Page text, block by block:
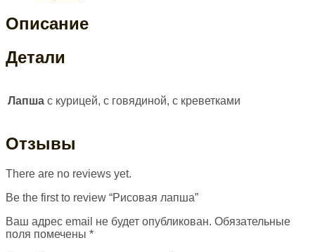
Описание
Детали
Лапша с курицей, с говядиной, с креветками
Отзывы
There are no reviews yet.
Be the first to review “Рисовая лапша”
Ваш адрес email не будет опубликован. Обязательные
поля помечены *